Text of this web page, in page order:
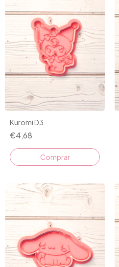
Kuromi D3
€4,68
Comprar